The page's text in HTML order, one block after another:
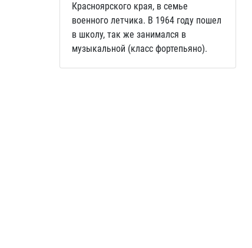
Красноярского края, в семье
военного летчика. В 1964 году пошел
в школу, так же занимался в
музыкальной (класс фортепьяно).